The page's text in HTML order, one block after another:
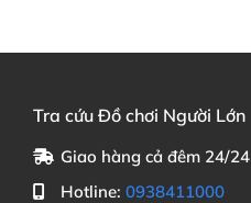
Tra cứu Đồ chơi Người Lớn
Giao hàng cả đêm 24/24
Hotline: 0938411000